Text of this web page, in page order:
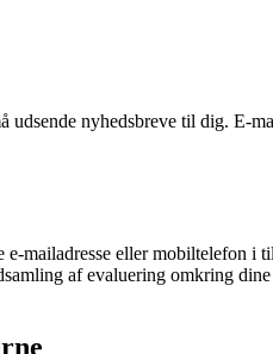
udsende nyhedsbreve til dig.
mailadresse eller
af evaluering omkring